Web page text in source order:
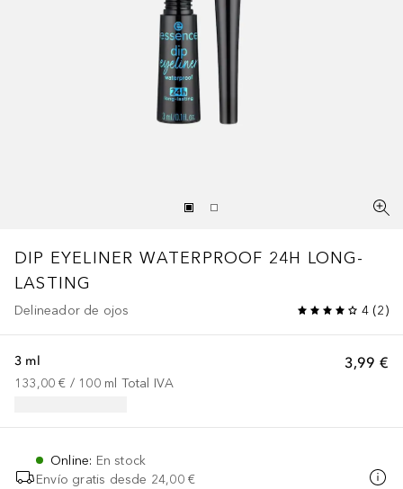
DIP EYELINER WATERPROOF 24H LONG-
LASTING
Delineador de ojos 4 (2)
3,99 €
3 ml
133,00 € / 100 ml Total IVA
Online: En stock
Envío gratis desde 24,00 €